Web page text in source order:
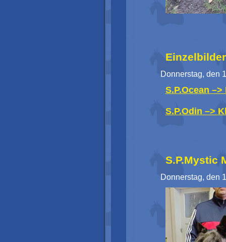
Donnerstag, den
S.P.Ocean
S.P.Odin –>
S.P.Mystic
Donnerstag, den